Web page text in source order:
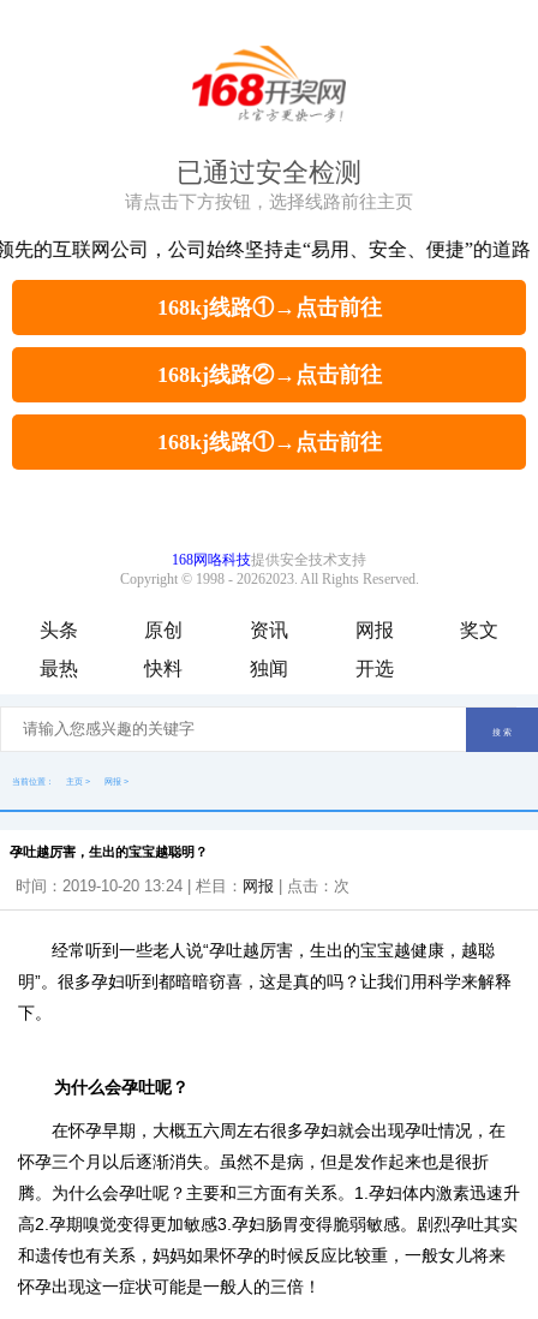
头条 原创 资讯 网报
奖文
最热
快料 独闻 开选
当前位置： 主页 > 网报 >
孕吐越厉害，生出的宝宝越聪明？
时间：2019-10-20 13:24 | 栏目： 网报 | 点击： 次
经常听到一些老人说“孕吐越厉害，生出的宝宝越健康，越聪
明”。很多孕妇听到都暗暗窃喜，这是真的吗？让我们用科学来解释
下。
为什么会孕吐呢？
在怀孕早期，大概五六周左右很多孕妇就会出现孕吐情况，在
怀孕三个月以后逐渐消失。虽然不是病，但是发作起来也是很折
腾。为什么会孕吐呢？主要和三方面有关系。1.孕妇体内激素迅速升
高2.孕期嗅觉变得更加敏感3.孕妇肠胃变得脆弱敏感。剧烈孕吐其实
和遗传也有关系，妈妈如果怀孕的时候反应比较重，一般女儿将来
怀孕出现这一症状可能是一般人的三倍！